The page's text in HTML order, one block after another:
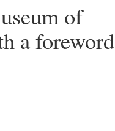
of
a foreword